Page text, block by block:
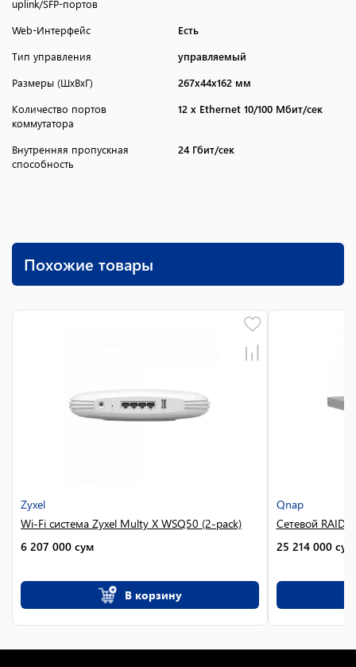
uplink/SFP-портов
Web-Интерфейс
Есть
Тип управления
управляемый
Размеры (ШxВxГ)
267x44x162 мм
Количество портов
коммутатора
12 x Ethernet 10/100 Мбит/сек
Внутренняя пропускная
способность
24 Гбит/сек
Похожие товары
Zyxel
Wi-Fi система Zyxel Multy X WSQ50 (2-pack)
6 207 000 сум
В корзину
Qnap
Сетевой RAID-
25 214 000 сум